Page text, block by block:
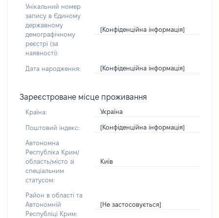
Унікальний номер
запису в Єдиному
державному
демографічному
реєстрі (за
наявності):
[Конфіденційна інформація]
Дата народження: [Конфіденційна інформація]
Зареєстроване місце проживання
Країна: Україна
Поштовий індекс: [Конфіденційна інформація]
Автономна
Республіка Крим/
область/місто зі
спеціальним
статусом:
Київ
Район в області та
Автономній
Республіці Крим:
[Не застосовується]